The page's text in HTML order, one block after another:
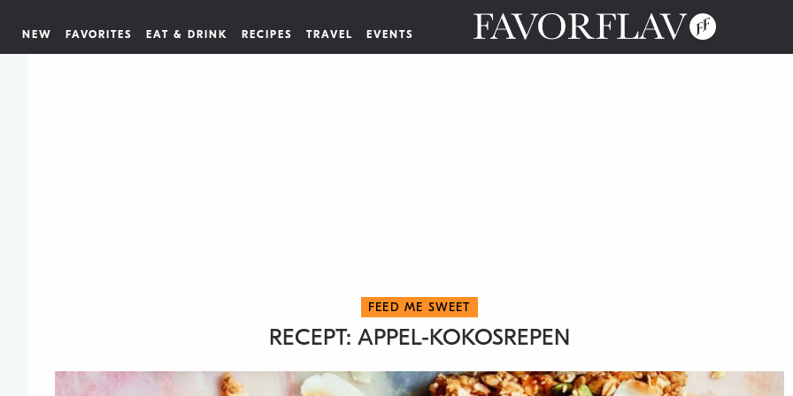
NEW FAVORITES EAT & DRINK RECIPES TRAVEL EVENTS
FEED ME SWEET
RECEPT: APPEL-KOKOSREPEN